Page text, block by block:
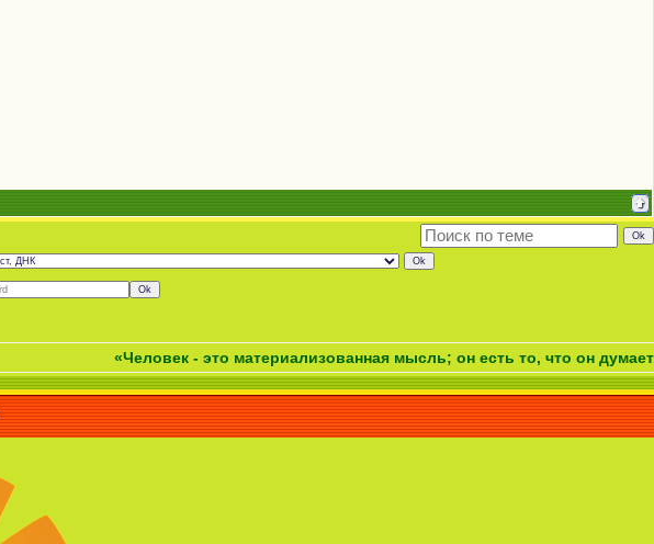
«Человек - это материализованная мысль; он есть то, что он думает.